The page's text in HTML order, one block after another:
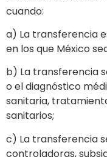
cuando:
a) La transferencia
en los que México
b) La transferencia
o el diagnóstico
sanitaria,
sanitarios;
c) La transferencia
controladoras,